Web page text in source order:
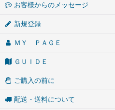
お客様からのメッセージ
新規登録
ＭＹ ＰＡＧＥ
ＧＵＩＤＥ
ご購入の前に
配送・送料について